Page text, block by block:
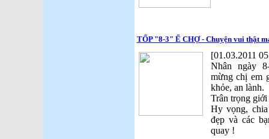
TỐP "8-3" Ế CHỢ - Chuyện vui thật
[01.03.2011
Nhân ngày
mừng chị em
khỏe, an lành.
Trân trọng
Hy vọng,
đẹp và các
quay !